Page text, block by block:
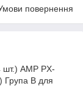
повернення
шт.) AMP PX-
Група В для